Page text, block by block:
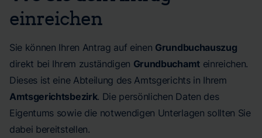
einreichen
Sie können Ihren Antrag auf einen Grundbuchauszug
direkt bei Ihrem zuständigen Grundbuchamteinreichen.
Dieses ist eine Abteilung des Amtsgerichts in Ihrem
Amtsgerichtsbezirk. Die persönlichen Daten des
Eigentums sowie die notwendigen Unterlagen sollten Sie
dabei bereitstellen.